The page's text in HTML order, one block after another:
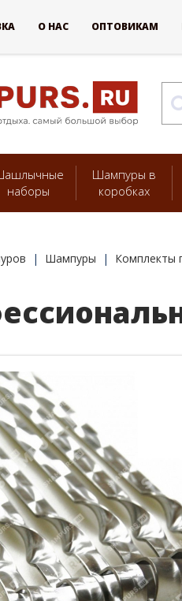
наборы
Шампуры в
коробках
Шампуры Комплекты
О НАС ОПТОВИКАМ